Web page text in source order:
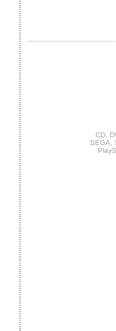
CD,
SEGA,